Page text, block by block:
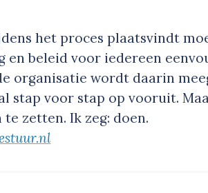
het proces plaatsvindt
en beleid voor iedereen
organisatie wordt daarin
stap voor stap op vooruit.
zetten. Ik zeg: doen.